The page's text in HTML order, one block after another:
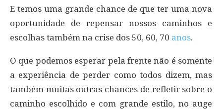
E temos uma grande chance de que ter uma nova
oportunidade de repensar nossos caminhos e
escolhas também na crise dos 50, 60, 70 anos.
O que podemos esperar pela frente não é somente
a experiência de perder como todos dizem, mas
também muitas outras chances de refletir sobre o
caminho escolhido e com grande estilo, no auge